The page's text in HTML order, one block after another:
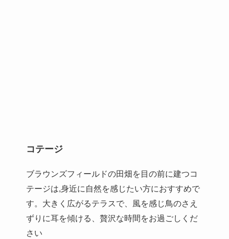
コテージ
ブラウンズフィールドの田畑を目の前に建つコ
テージは,身近に自然を感じたい方におすすめで
す。大きく広がるテラスで、風を感じ鳥のさえ
ずりに耳を傾ける、贅沢な時間をお過ごしくだ
さい